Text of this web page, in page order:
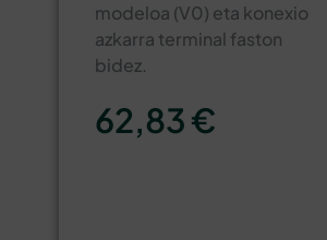
modeloa (V0) eta konexio
azkarra terminal faston
bidez.
62,83€